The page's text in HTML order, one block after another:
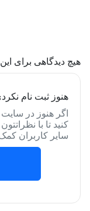
هیچ دیدگاهی برای
هنوز ثبت نام
اگر هنوز در
کنید تا با
سایر کاربران کمک